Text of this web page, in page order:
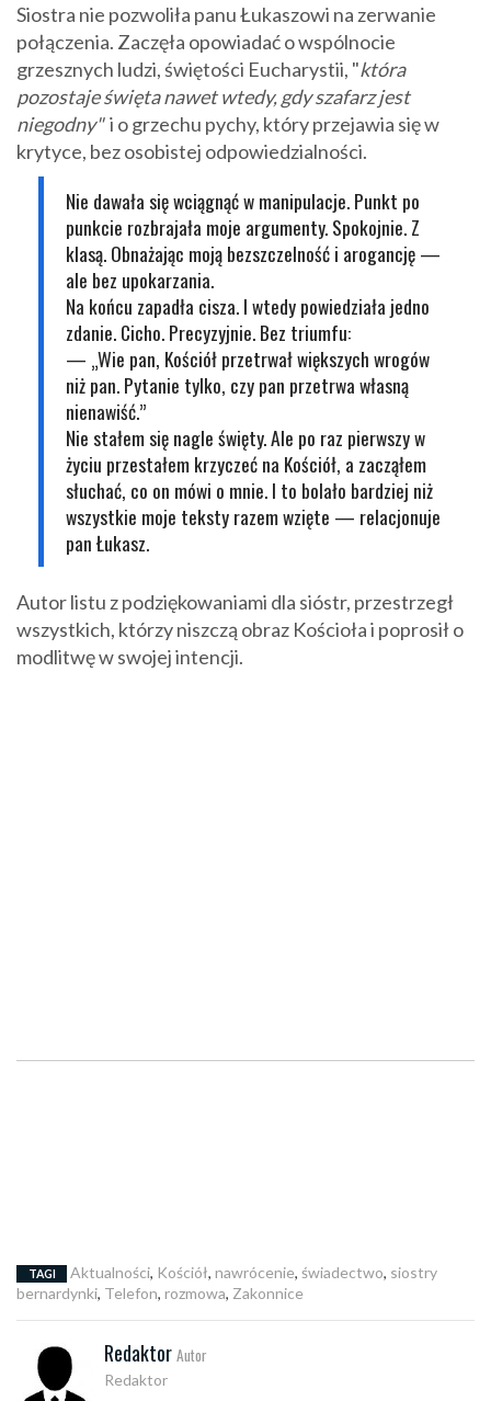
Siostra nie pozwoliła panu Łukaszowi na zerwanie
połączenia. Zaczęła opowiadać o wspólnocie
grzesznych ludzi, świętości Eucharystii, "która
pozostaje święta nawet wtedy, gdy szafarz jest
niegodny"i o grzechu pychy, który przejawia się w
krytyce, bez osobistej odpowiedzialności.
Nie dawała się wciągnąć w manipulacje. Punkt po
punkcie rozbrajała moje argumenty. Spokojnie. Z
klasą. Obnażając moją bezszczelność i arogancję —
ale bez upokarzania.
Na końcu zapadła cisza. I wtedy powiedziała jedno
zdanie. Cicho. Precyzyjnie. Bez triumfu:
— „Wie pan, Kościół przetrwał większych wrogów
niż pan. Pytanie tylko, czy pan przetrwa własną
nienawiść.”
Nie stałem się nagle święty. Ale po raz pierwszy w
życiu przestałem krzyczeć na Kościół, a zacząłem
słuchać, co on mówi o mnie. I to bolało bardziej niż
wszystkie moje teksty razem wzięte — relacjonuje
pan Łukasz.
Autor listu z podziękowaniami dla sióstr, przestrzegł
wszystkich, którzy niszczą obraz Kościoła i poprosił o
modlitwę w swojej intencji.
TAGI Aktualności, Kościół, nawrócenie, świadectwo, siostry
bernardynki, Telefon, rozmowa, Zakonnice
Redaktor Autor
Redaktor